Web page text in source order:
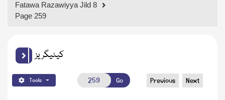
Fatawa Razawiyya Jild 8
Page 259
کیٹیگریز
Tools Go Previous Next